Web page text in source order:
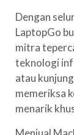
Dengan
LaptopGo
mitra
teknologi
atau
memeriksa
menarik